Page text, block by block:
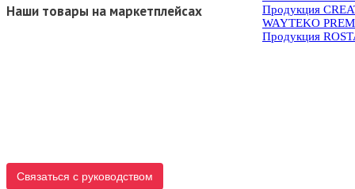
Наши товары на маркетплейсах
Связаться с руководством
Продукция
WAYTEKO
Продукция